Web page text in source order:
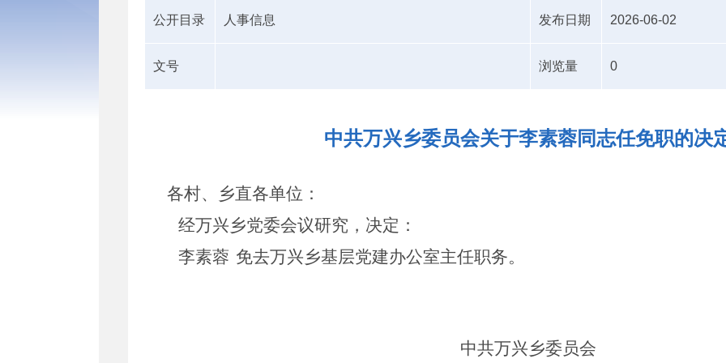
公开目录 人事信息 发布日期 2026-06-02
文号 浏览量 0
中共万兴乡委员会关于李素蓉同志任免职的决
各村、乡直各单位 ：
经万兴乡党委会议研究，决定：
李素蓉 免去万兴乡基层党建办公室主任职务。
中共万兴乡委员会